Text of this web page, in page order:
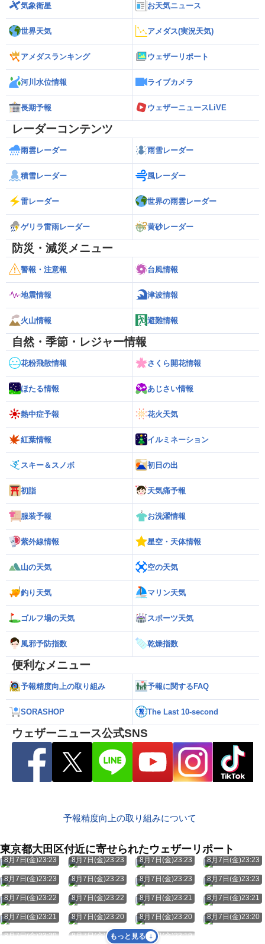
気象衛星 お天気ニュース
世界天気 アメダス(実況天気)
アメダスランキング ウェザーリポート
河川水位情報 ライブカメラ
長期予報 ウェザーニュースLiVE
レーダーコンテンツ
雨雲レーダー 雨雪レーダー
積雪レーダー 風レーダー
雷レーダー 世界の雨雲レーダー
ゲリラ雷雨レーダー 黄砂レーダー
防災・減災メニュー
警報・注意報 台風情報
地震情報 津波情報
火山情報 避難情報
自然・季節・レジャー情報
花粉飛散情報 さくら開花情報
ほたる情報 あじさい情報
熱中症予報 花火天気
紅葉情報 イルミネーション
スキー＆スノボ 初日の出
初詣 天気痛予報
服装予報 お洗濯情報
紫外線情報 星空・天体情報
山の天気 空の天気
釣り天気 マリン天気
ゴルフ場の天気 スポーツ天気
風邪予防指数 乾燥指数
便利なメニュー
予報精度向上の取り組み 予報に関するFAQ
SORASHOP The Last 10-second
ウェザーニュース公式SNS
予報精度向上の取り組みについて
東京都大田区付近に寄せられたウェザーリポート
8月7日(金)23:23 8月7日(金)23:23 8月7日(金)23:23 8月7日(金)23:23
8月7日(金)23:23 8月7日(金)23:23 8月7日(金)23:23 8月7日(金)23:23
8月7日(金)23:22 8月7日(金)23:22 8月7日(金)23:21 8月7日(金)23:21
8月7日(金)23:21 8月7日(金)23:20 8月7日(金)23:20 8月7日(金)23:20
8月7日(金)23:20 8月7日(金)23:19 8月7日(金)23:19
もっと見る